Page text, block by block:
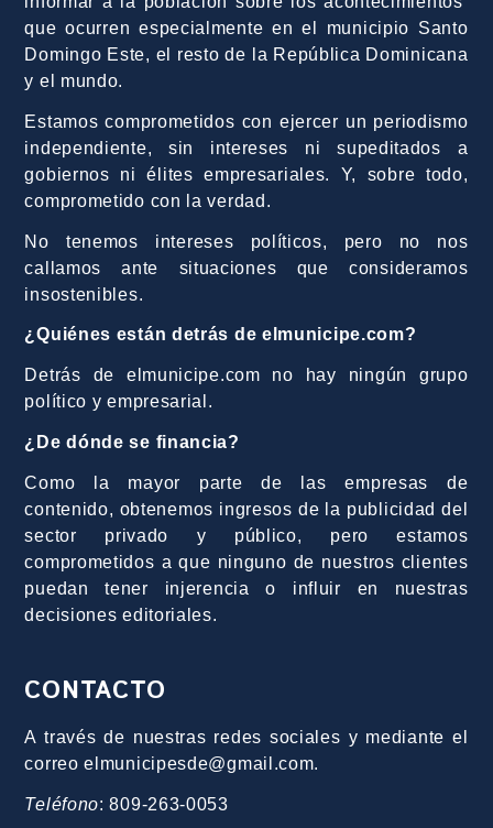
que ocurren especialmente en el municipio Santo
Domingo Este, el resto de la República Dominicana
y el mundo.
Estamos comprometidos con ejercer un periodismo
independiente, sin intereses ni supeditados a
gobiernos ni élites empresariales. Y, sobre todo,
comprometido con la verdad.
No tenemos intereses políticos, pero no nos
callamos ante situaciones que consideramos
insostenibles.
¿Quiénes están detrás de elmunicipe.com?
Detrás de elmunicipe.com no hay ningún grupo
político y empresarial.
¿De dónde se financia?
Como la mayor parte de las empresas de
contenido, obtenemos ingresos de la publicidad del
sector privado y público, pero estamos
comprometidos a que ninguno de nuestros clientes
puedan tener injerencia o influir en nuestras
decisiones editoriales.
CONTACTO
A través de nuestras redes sociales y mediante el
correo elmunicipesde@gmail.com.
Teléfono: 809-263-0053